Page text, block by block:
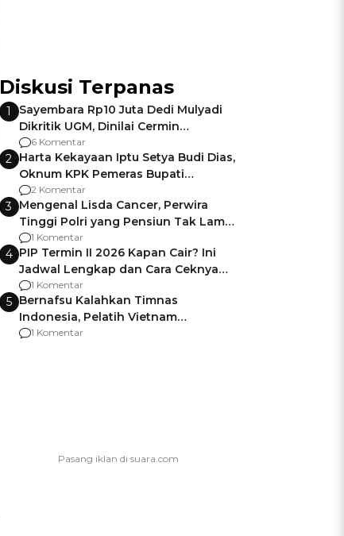
Diskusi Terpanas
1
Sayembara Rp10 Juta Dedi Mulyadi
Dikritik UGM, Dinilai Cermin
Gagalnya Negara Jamin Keamanan
6 Komentar
2 Harta Kekayaan Iptu Setya Budi Dias,
Oknum KPK Pemeras Bupati
Pemalang
2 Komentar
3 Mengenal Lisda Cancer, Perwira
Tinggi Polri yang Pensiun Tak Lama
Usai Jadi Brigjen
1 Komentar
4 PIP Termin II 2026 Kapan Cair? Ini
Jadwal Lengkap dan Cara Ceknya
agar Dana Tidak Hangus!
1 Komentar
5 Bernafsu Kalahkan Timnas
Indonesia, Pelatih Vietnam
Berencana Pakai Jimat di Pakansari
1 Komentar